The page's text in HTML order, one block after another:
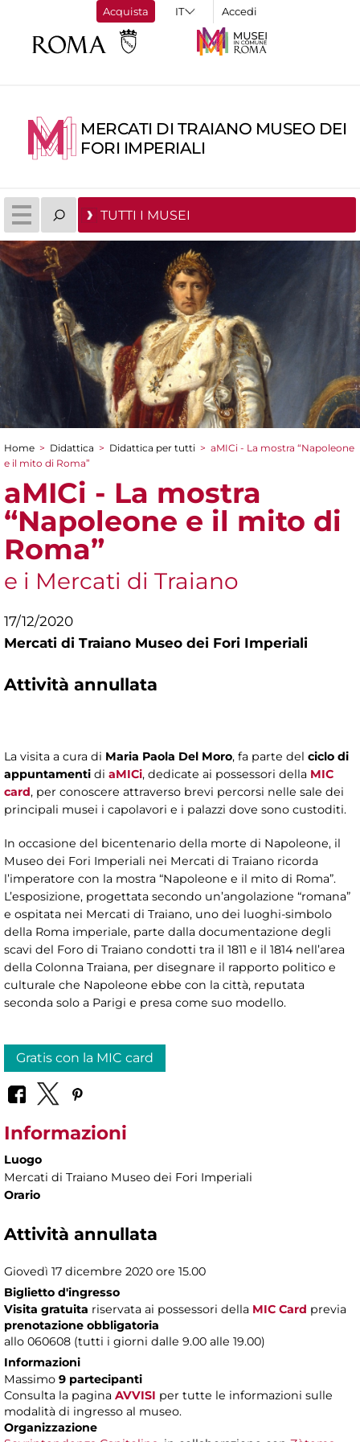
Acquista Accedi
MERCATI DI TRAIANO MUSEO DEI
FORI IMPERIALI
TUTTI I MUSEI
Tu sei qui
Home > Didattica > Didattica per tutti > aMICi - La mostra “Napoleone
e il mito di Roma”
aMICi - La mostra
“Napoleone e il mito di
Roma”
e i Mercati di Traiano
17/12/2020
Mercati di Traiano Museo dei Fori Imperiali
Attività annullata
La visita a cura di Maria Paola Del Moro, fa parte del ciclo di
appuntamenti di aMICi, dedicate ai possessori della MIC
card, per conoscere attraverso brevi percorsi nelle sale dei
principali musei i capolavori e i palazzi dove sono custoditi.
In occasione del bicentenario della morte di Napoleone, il
Museo dei Fori Imperiali nei Mercati di Traiano ricorda
l’imperatore con la mostra “Napoleone e il mito di Roma”.
L’esposizione, progettata secondo un’angolazione “romana”
e ospitata nei Mercati di Traiano, uno dei luoghi-simbolo
della Roma imperiale, parte dalla documentazione degli
scavi del Foro di Traiano condotti tra il 1811 e il 1814 nell’area
della Colonna Traiana, per disegnare il rapporto politico e
culturale che Napoleone ebbe con la città, reputata
seconda solo a Parigi e presa come suo modello.
Gratis con la MIC card
Informazioni
Luogo
Mercati di Traiano Museo dei Fori Imperiali
Orario
Attività annullata
Giovedì 17 dicembre 2020 ore 15.00
Biglietto d'ingresso
Visita gratuita riservata ai possessori della MIC Card previa
prenotazione obbligatoria
allo 060608 (tutti i giorni dalle 9.00 alle 19.00)
Informazioni
Massimo 9 partecipanti
Consulta la pagina AVVISI per tutte le informazioni sulle
modalità di ingresso al museo.
Organizzazione